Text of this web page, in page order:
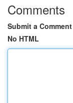
Comments
Submit a Comment
No HTML